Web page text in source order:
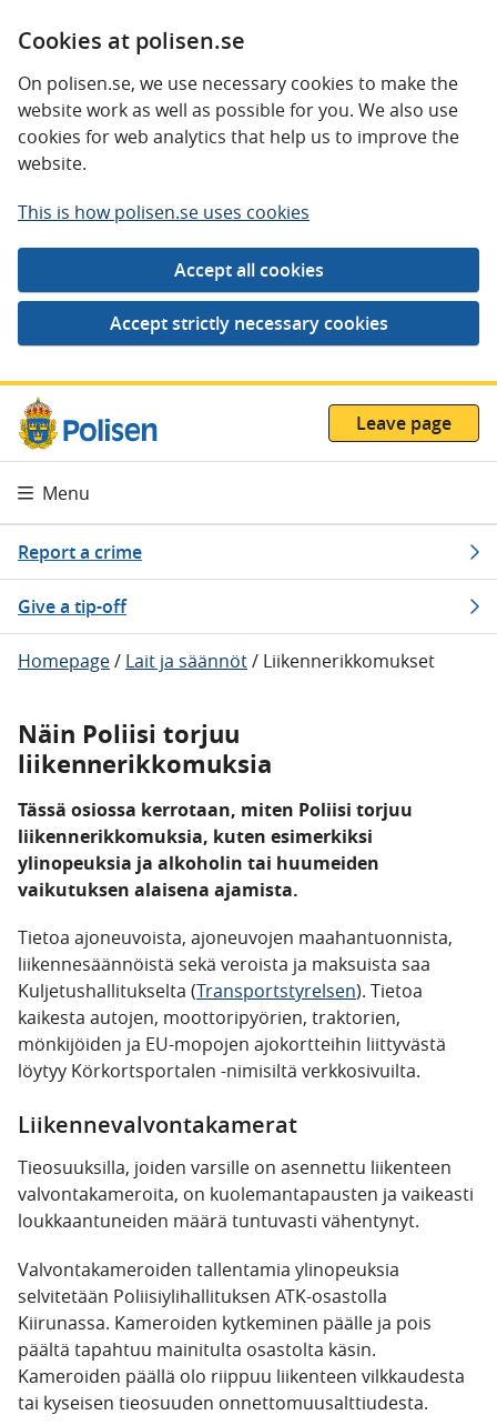
Cookies at polisen.se
On polisen.se, we use necessary cookies to make the
website work as well as possible for you. We also use
cookies for web analytics that help us to improve the
website.
This is how polisen.se uses cookies
Leave page
Menu
Report a crime
Give a tip-off
Homepage/ Lait ja säännöt/ Liikennerikkomukset
Näin Poliisi torjuu
liikennerikkomuksia
Tässä osiossa kerrotaan, miten Poliisi torjuu
liikennerikkomuksia, kuten esimerkiksi
ylinopeuksia ja alkoholin tai huumeiden
vaikutuksen alaisena ajamista.
Tietoa ajoneuvoista, ajoneuvojen maahantuonnista,
liikennesäännöistä sekä veroista ja maksuista saa
Kuljetushallitukselta (Transportstyrelsen). Tietoa
kaikesta autojen, moottoripyörien, traktorien,
mönkijöiden ja EU-mopojen ajokortteihin liittyvästä
löytyy Körkortsportalen -nimisiltä verkkosivuilta.
Liikennevalvontakamerat
Tieosuuksilla, joiden varsille on asennettu liikenteen
valvontakameroita, on kuolemantapausten ja vaikeasti
loukkaantuneiden määrä tuntuvasti vähentynyt.
Valvontakameroiden tallentamia ylinopeuksia
selvitetään Poliisiylihallituksen ATK-osastolla
Kiirunassa. Kameroiden kytkeminen päälle ja pois
päältä tapahtuu mainitulta osastolta käsin.
Kameroiden päällä olo riippuu liikenteen vilkkaudesta
tai kyseisen tieosuuden onnettomuusalttiudesta.